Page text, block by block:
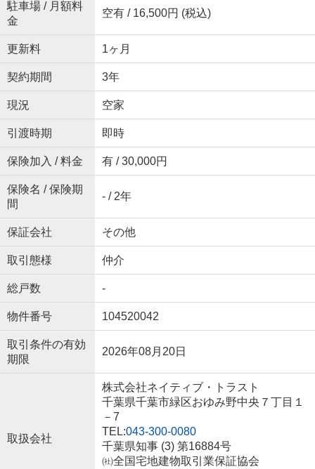
駐車場 / 月額料
金
空有 / 16,500円 (税込)
更新料 1ヶ月
契約期間 3年
現況 空家
引渡時期 即時
保険加入 / 料金 有 / 30,000円
保険名 / 保険期
間
- / 2年
保証会社 その他
取引態様 仲介
総戸数 -
物件番号 104520042
取引条件の有効
期限
2026年08月20日
取扱会社
株式会社ネイティブ・トラスト
千葉県千葉市緑区おゆみ野中央７丁目１
－7
TEL:043-300-0080
千葉県知事 (3) 第16884号
㈳全国宅地建物取引業保証協会